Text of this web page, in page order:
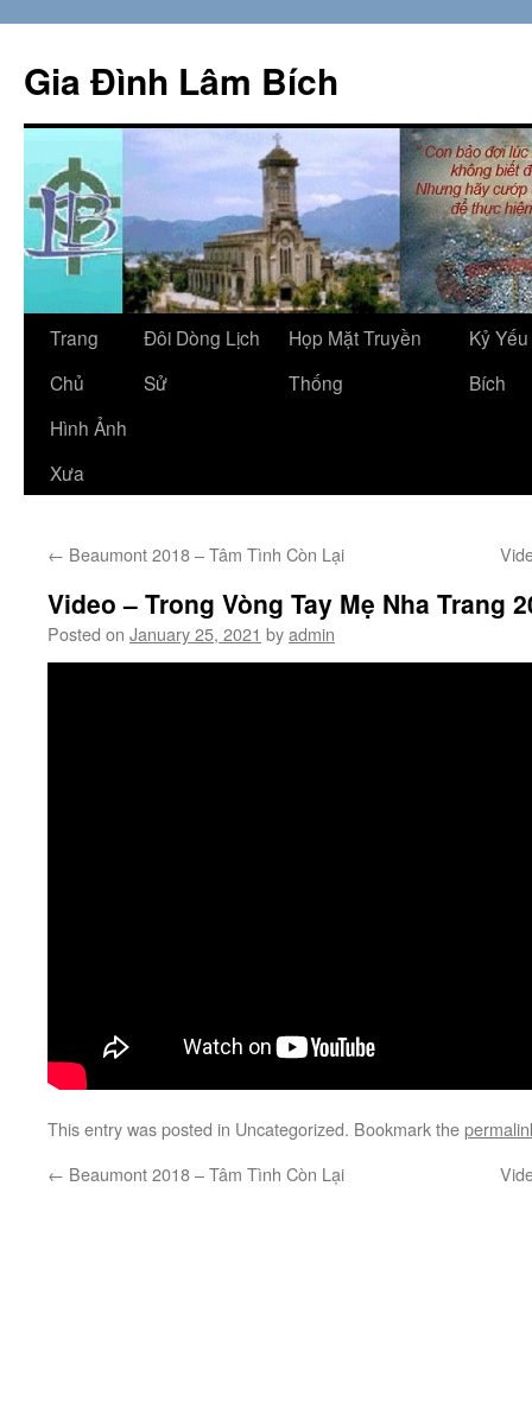
content
Gia Đình Lâm Bích
Trang
Chủ
Đôi Dòng Lịch
Sử
Họp Mặt Truyền
Thống
Kỷ
Bích
Hình Ảnh
Xưa
← Beaumont 2018 – Tâm Tình Còn Lại
Video – Trong Vòng Tay Mẹ Nha Trang
Posted on January 25, 2021 byadmin
This entry was posted in Uncategorized. Bookmark the
← Beaumont 2018 – Tâm Tình Còn Lại